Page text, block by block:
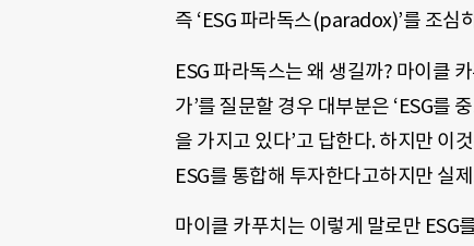
즉 ‘ESG 파라독스(paradox)’를 조심
ESG 파라독스는 왜 생길까? 마이클
가’를 질문할 경우 대부분은 ‘ESG를
을 가지고 있다’고 답한다. 하지만 이
ESG를 통합해 투자한다고하지만 실
마이클 카푸치는 이렇게 말로만 ESG